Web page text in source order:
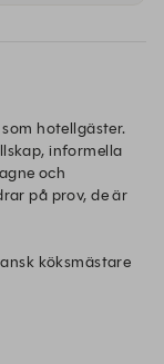
hotellgäster.
informella
och
på prov, de är
köksmästare